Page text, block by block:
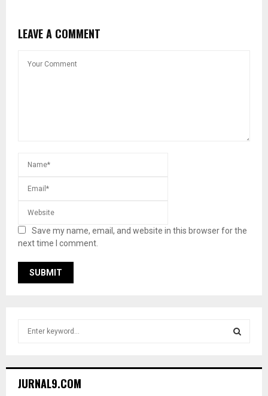
LEAVE A COMMENT
Save my name, email, and website in this browser for the
next time I comment.
h
JURNAL9.COM